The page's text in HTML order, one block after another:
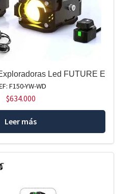
Led FUTURE E
F150-YW-WD
$634.000
Leer más